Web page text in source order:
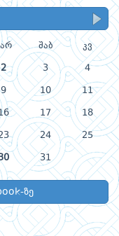
შაბ კვ
2 3 4
9 10 11
17 18
24 25
31
ზე